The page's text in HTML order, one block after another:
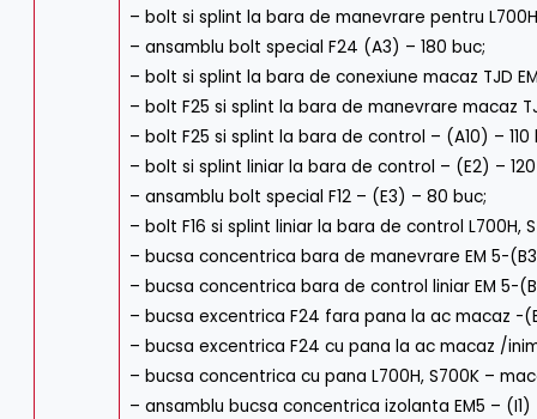
– bolt si splint la bara de manevrare pentru
– ansamblu bolt special F24 (A3) – 180 buc;
– bolt si splint la bara de conexiune macaz TJD
– bolt F25 si splint la bara de manevrare macaz
– bolt F25 si splint la bara de control – (A10) –
– bolt si splint liniar la bara de control – (E2) –
– ansamblu bolt special F12 – (E3) – 80 buc;
– bolt F16 si splint liniar la bara de control L700H,
– bucsa concentrica bara de manevrare EM 5-
– bucsa concentrica bara de control liniar EM 5-
– bucsa excentrica F24 fara pana la ac macaz -
– bucsa excentrica F24 cu pana la ac macaz /
– bucsa concentrica cu pana L700H, S700K –
– ansamblu bucsa concentrica izolanta EM5 –